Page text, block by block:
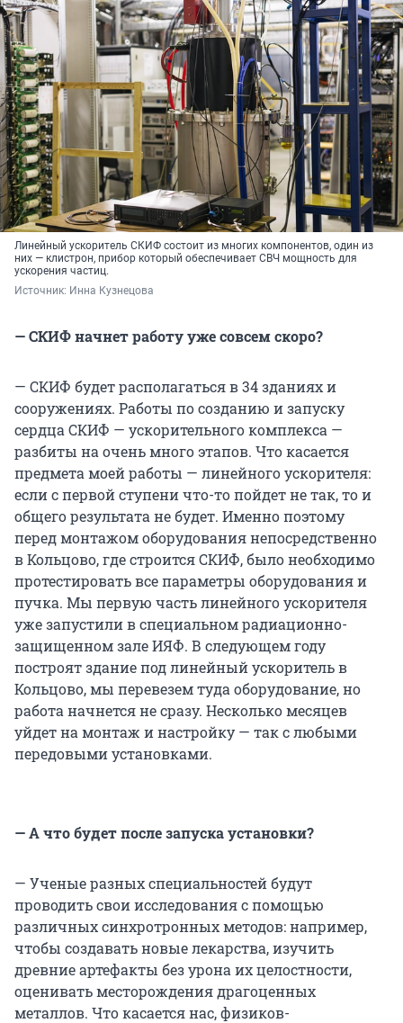
Линейный ускоритель СКИФ состоит из многих компонентов, один из
них — клистрон, прибор который обеспечивает СВЧ мощность для
ускорения частиц.
Источник: Инна Кузнецова
— СКИФ начнет работу уже совсем скоро?
— СКИФ будет располагаться в 34 зданиях и
сооружениях. Работы по созданию и запуску
сердца СКИФ — ускорительного комплекса —
разбиты на очень много этапов. Что касается
предмета моей работы — линейного ускорителя:
если с первой ступени что-то пойдет не так, то и
общего результата не будет. Именно поэтому
перед монтажом оборудования непосредственно
в Кольцово, где строится СКИФ, было необходимо
протестировать все параметры оборудования и
пучка. Мы первую часть линейного ускорителя
уже запустили в специальном радиационно-
защищенном зале ИЯФ. В следующем году
построят здание под линейный ускоритель в
Кольцово, мы перевезем туда оборудование, но
работа начнется не сразу. Несколько месяцев
уйдет на монтаж и настройку — так с любыми
передовыми установками.
— А что будет после запуска установки?
— Ученые разных специальностей будут
проводить свои исследования с помощью
различных синхротронных методов: например,
чтобы создавать новые лекарства, изучить
древние артефакты без урона их целостности,
оценивать месторождения драгоценных
металлов. Что касается нас, физиков-